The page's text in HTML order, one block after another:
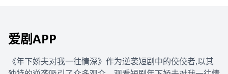
爱剧APP
《年下娇夫对我一往情深》作为逆袭短剧中的佼佼者,以其